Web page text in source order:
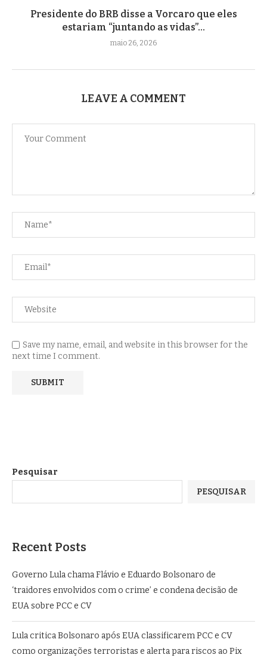
Presidente do BRB disse a Vorcaro que eles
estariam “juntando as vidas”...
maio 26, 2026
LEAVE A COMMENT
Save my name, email, and website in this browser for the
next time I comment.
Pesquisar
PESQUISAR
Recent Posts
Governo Lula chama Flávio e Eduardo Bolsonaro de
‘traidores envolvidos com o crime’ e condena decisão de
EUA sobre PCC e CV
Lula critica Bolsonaro após EUA classificarem PCC e CV
como organizações terroristas e alerta para riscos ao Pix